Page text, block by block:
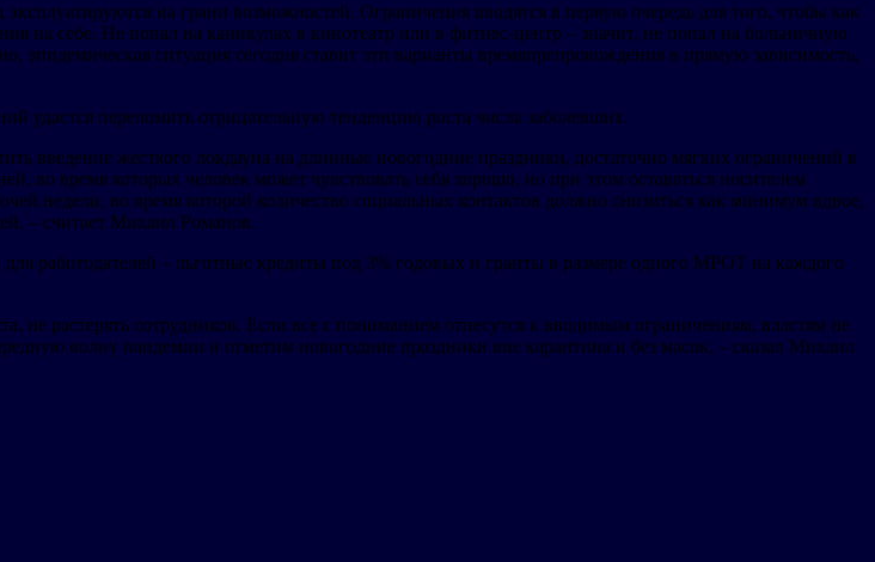
на грани возможностей. Ограничения вводятся в первую очередь для того, чтобы как
на себе. Не попал на каникулах в кинотеатр или в фитнес-центр – значит, не попал на больничную
ситуация сегодня ставит эти варианты времяпрепровождения в прямую зависимость,
удастся переломить отрицательную тенденцию роста числа заболевших.
введение жесткого локдауна на длинные новогодние праздники, достаточно мягких ограничений в
во время которых человек может чувствовать себя хорошо, но при этом оставаться носителем
недели, во время которой количество социальных контактов должно снизиться как минимум вдвое,
– считает Михаил Романов.
работодателей – льготные кредиты под 3% годовых и гранты в размере одного МРОТ на каждого
растерять сотрудников. Если все с пониманием отнесутся к вводимым ограничениям, властям не
волну пандемии и отметим новогодние праздники вне карантина и без масок, – сказал Михаил